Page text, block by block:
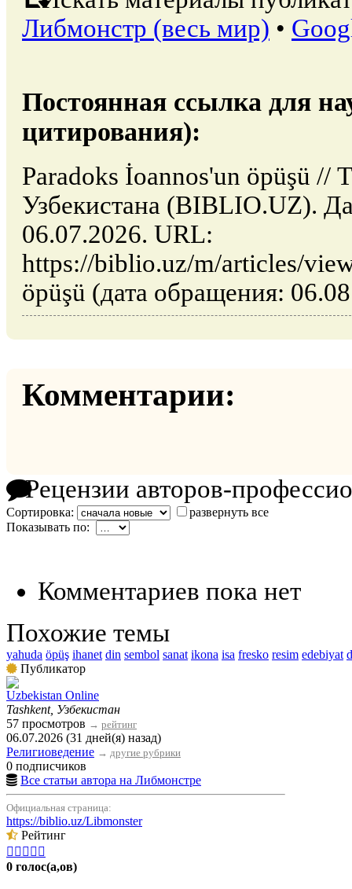
Либмонстр (весь мир) •
Постоянная ссылка для
цитирования):
Paradoks İoannos'un öpüşü //
Узбекистана (BIBLIO.UZ).
06.07.2026. URL:
https://biblio.uz/m/articles/
öpüşü (дата обращения:
Комментарии:
Рецензии авторов-
Сортировка:
развернуть все
Показывать по:
Комментариев пока нет
Похожие темы
yahuda öpüş ihanet din sembol sanat ikona isa fresko resim edebiyat
Публикатор
Uzbekistan Online
Tashkent, Узбекистан
57 просмотров → рейтинг
06.07.2026 (31 дней(я) назад)
Религиоведение → другие рубрики
0 подписчиков
Все статьи автора на Либмонстре
Официальная страница:
https://biblio.uz/Libmonster
Рейтинг
    
0 голос(а,ов)